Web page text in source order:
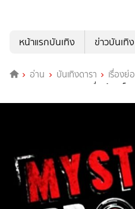
หน้าแรกบันเทิง
ข่าวบันเทิง
อ่าน บันเทิงดารา เรื่องย่อ
Mystery Project อยากเชื่อ ต้องเห็น